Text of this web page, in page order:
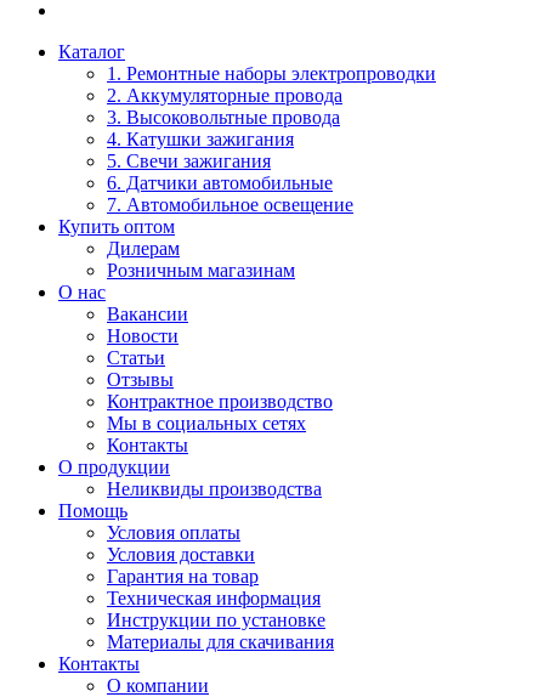
Каталог
1. Ремонтные наборы электропроводки
2. Аккумуляторные провода
3. Высоковольтные провода
4. Катушки зажигания
5. Свечи зажигания
6. Датчики автомобильные
7. Автомобильное освещение
Купить оптом
Дилерам
Розничным магазинам
О нас
Вакансии
Новости
Статьи
Отзывы
Контрактное производство
Мы в социальных сетях
Контакты
О продукции
Неликвиды производства
Помощь
Условия оплаты
Условия доставки
Гарантия на товар
Техническая информация
Инструкции по установке
Материалы для скачивания
Контакты
О компании